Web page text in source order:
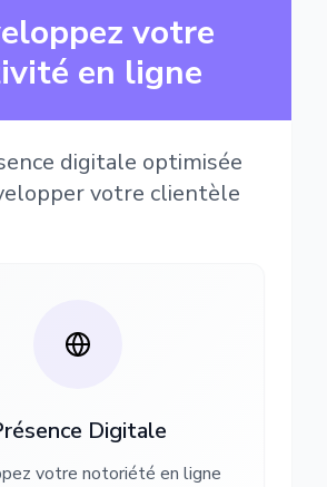
votre
en ligne
digitale optimisée
votre clientèle
Digitale
votre notoriété en ligne